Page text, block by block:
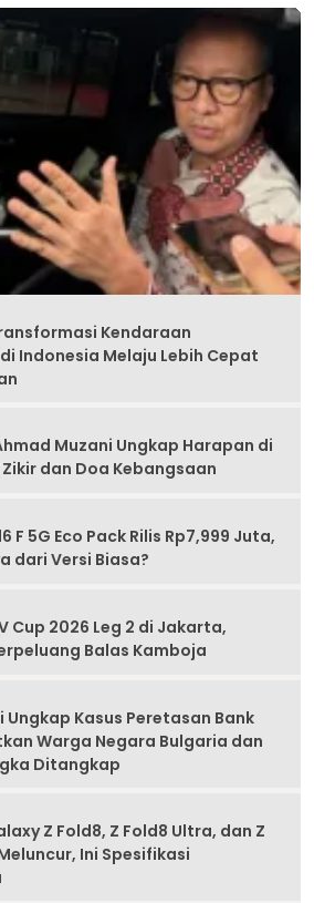
Kendaraan
Indonesia Melaju Lebih Cepat
Muzani Ungkap Harapan di
dan Doa Kebangsaan
F 5G Eco Pack Rilis Rp7,999 Juta,
dari Versi Biasa?
Cup 2026 Leg 2 di Jakarta,
Balas Kamboja
Ungkap Kasus Peretasan Bank
Warga Negara Bulgaria dan
Ditangkap
Z Fold8, Z Fold8 Ultra, dan Z
Ini Spesifikasi